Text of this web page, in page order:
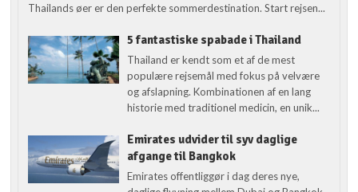
Thailands øer er den perfekte sommerdestination. Start rejsen...
5 fantastiske spabade i Thailand
Thailand er kendt som et af de mest
populære rejsemål med fokus på velvære
og afslapning. Kombinationen af en lang
historie med traditionel medicin, en unik...
Emirates udvider til syv daglige
afgange til Bangkok
Emirates offentliggør i dag deres nye,